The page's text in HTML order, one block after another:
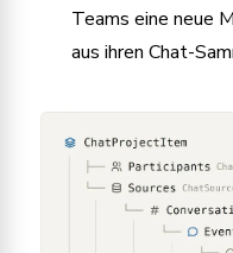
Teams eine neue
aus ihren Chat-